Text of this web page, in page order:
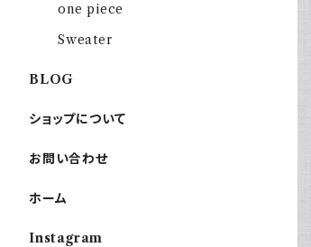
one piece
Sweater
BLOG
ショップについて
お問い合わせ
ホーム
Instagram